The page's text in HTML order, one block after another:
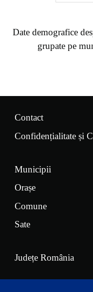
Date demografice
grupate pe
Contact
Confidențialitate și
Municipii
Orașe
Comune
Sate
Județe România